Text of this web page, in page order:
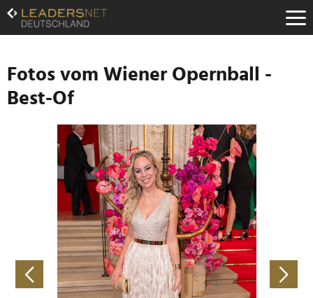
Zum
Inhalt
Zur
Navigation
Zur
Hauptnavigation
Fotos vom Wiener Opernball -
Best-Of